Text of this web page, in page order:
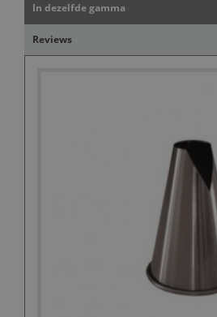
In dezelfde gamma
Reviews